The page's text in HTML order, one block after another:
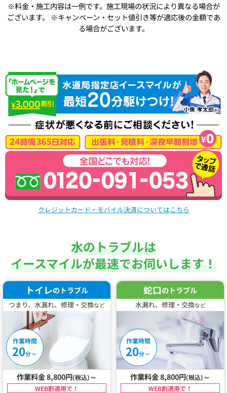
※料金・施工内容は一例です。施工現場の状況により異なる場合が
ございます。
※キャンペーン・セット値引き等が適応後の金額であ
る場合がございます。
クレジットカード・モバイル決済についてはこちら
水のトラブルは
イースマイルが最速でお伺いします！
トイレのトラブル
つまり、水漏れ、修理・交換など
作業時間
20分～
作業料金 8,800円(税込) ～
WEB割適用で！
蛇口のトラブル
水漏れ、修理・交換など
作業時間
20分～
作業料金 8,800円(税込) ～
WEB割適用で！